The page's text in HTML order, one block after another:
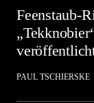
Feenstaub-
PAUL TSCHIERSKE